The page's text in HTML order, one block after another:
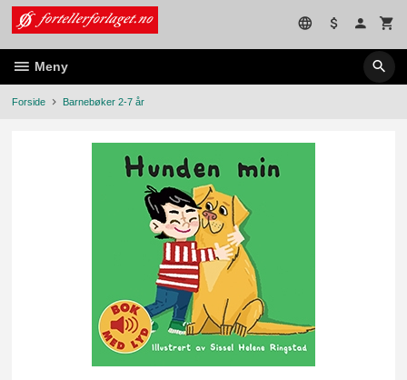
Gå
innholdet
Meny
Forside Barnebøker 2-7 år